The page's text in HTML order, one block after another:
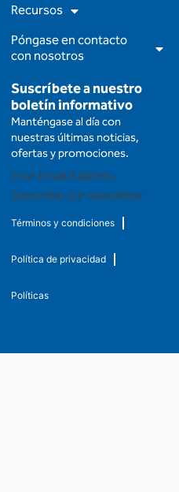
Suscríbete a nuestro
boletín informativo
Manténgase al día con
nuestras últimas noticias,
ofertas y promociones.
Subscribe our newsletter
Términos y condiciones
Política de privacidad
Políticas
Recursos
Póngase en contacto
con nosotros